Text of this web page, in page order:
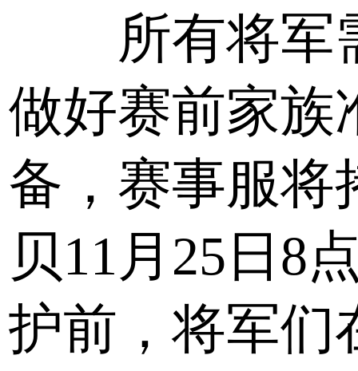
所有将军
做好赛前家族
备，赛事服将
贝11月25日8
护前，将军们